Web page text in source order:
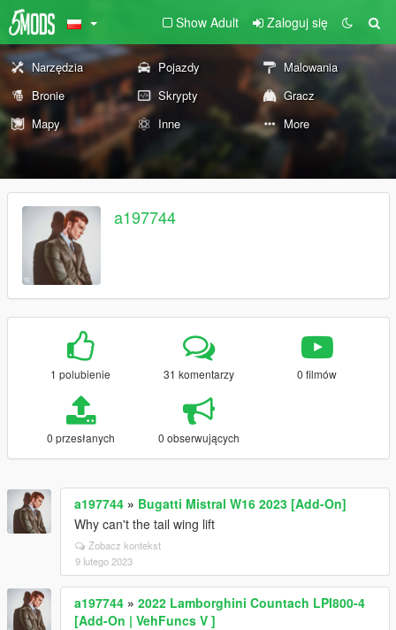
Show Adult Zaloguj się
Narzędzia Pojazdy
Malowania
Bronie
Skrypty
Gracz
Mapy
Inne More
a197744
1 polubienie 31 komentarzy 0 filmów
0 przesłanych 0 obserwujących
a197744 » Bugatti Mistral W16 2023 [Add-On]
Why can't the tail wing lift
Zobacz kontekst
9 lutego 2023
a197744 » 2022 Lamborghini Countach LPI800-4
[Add-On | VehFuncs V ]